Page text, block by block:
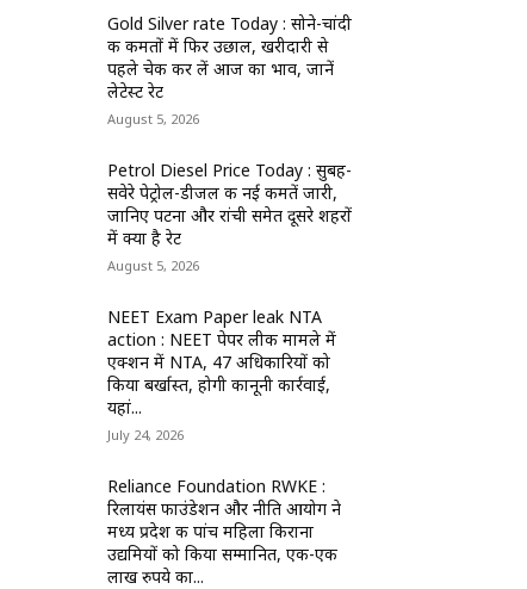
Gold Silver rate Today : सोने-चांदी
की कीमतों में फिर उछाल, खरीदारी से
पहले चेक कर लें आज का भाव, जानें
लेटेस्ट रेट
August 5, 2026
Petrol Diesel Price Today : सुबह-
सवेरे पेट्रोल-डीजल की नई कीमतें जारी,
जानिए पटना और रांची समेत दूसरे शहरों
में क्या है रेट
August 5, 2026
NEET Exam Paper leak NTA
action : NEET पेपर लीक मामले में
एक्शन में NTA, 47 अधिकारियों को
किया बर्खास्त, होगी कानूनी कार्रवाई,
यहां...
July 24, 2026
Reliance Foundation RWKE :
रिलायंस फाउंडेशन और नीति आयोग ने
मध्य प्रदेश की पांच महिला किराना
उद्यमियों को किया सम्मानित, एक-एक
लाख रुपये का...